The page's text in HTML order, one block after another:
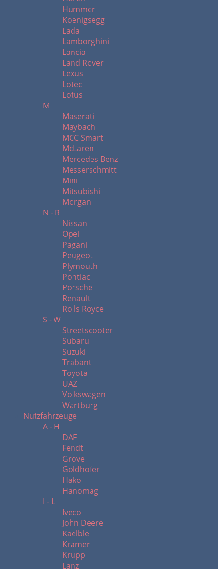
Hummer
Koenigsegg
Lada
Lamborghini
Lancia
Land Rover
Lexus
Lotec
Lotus
M
Maserati
Maybach
MCC Smart
McLaren
Mercedes Benz
Messerschmitt
Mini
Mitsubishi
Morgan
N - R
Nissan
Opel
Pagani
Peugeot
Plymouth
Pontiac
Porsche
Renault
Rolls Royce
S - W
Streetscooter
Subaru
Suzuki
Trabant
Toyota
UAZ
Volkswagen
Wartburg
Nutzfahrzeuge
A - H
DAF
Fendt
Grove
Goldhofer
Hako
Hanomag
I - L
Iveco
John Deere
Kaelble
Kramer
Krupp
Lanz